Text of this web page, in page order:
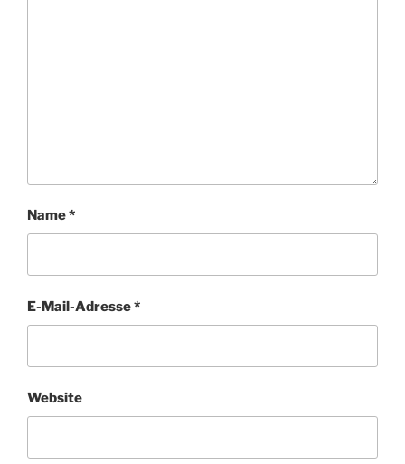
Name*
E-Mail-Adresse*
Website